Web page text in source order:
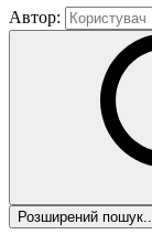
Автор:
Розширений